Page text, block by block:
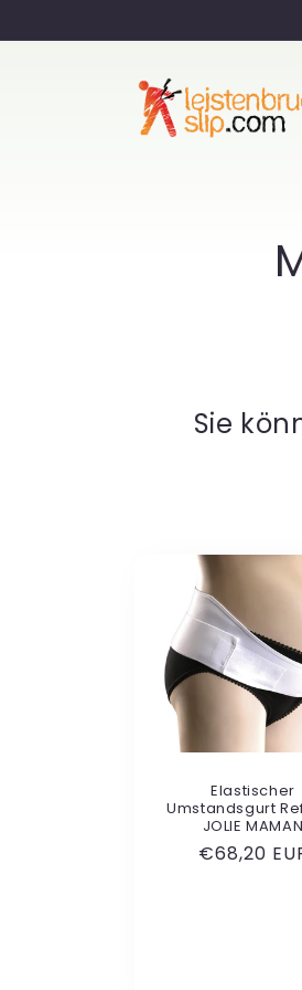
Inhalt
K
e
o
r
i
e
:
Sie
Elastischer
Umstandsgurt
JOLIE MAMAN
Normaler
€68,20